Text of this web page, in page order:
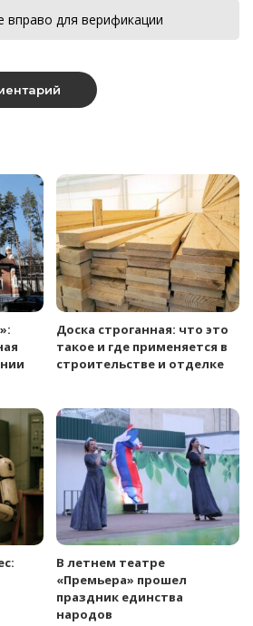
вправо для верификации
Доска строганная: что это
такое и где применяется в
строительстве и отделке
В летнем театре
«Премьера» прошел
праздник единства
народов